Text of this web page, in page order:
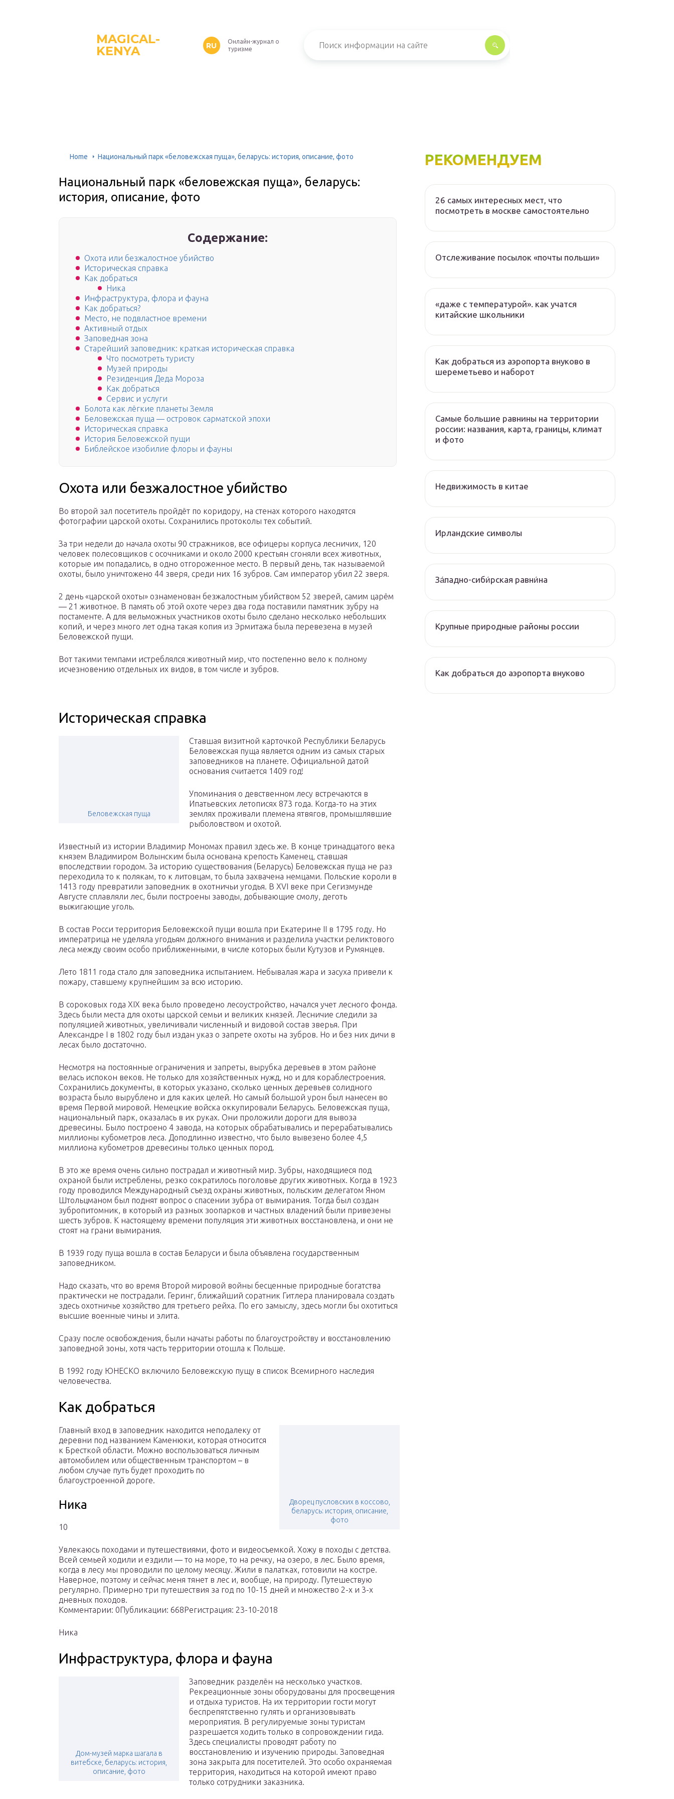
MAGICAL-
KENYA
RU
Онлайн-журнал о
туризме
Home Национальный парк «беловежская пуща», беларусь: история, описание, фото
Национальный парк «беловежская пуща», беларусь:
история, описание, фото
Содержание:
Охота или безжалостное убийство
Историческая справка
Как добраться
Ника
Инфраструктура, флора и фауна
Как добраться?
Место, не подвластное времени
Активный отдых
Заповедная зона
Старейший заповедник: краткая историческая справка
Что посмотреть туристу
Музей природы
Резиденция Деда Мороза
Как добраться
Сервис и услуги
Болота как лёгкие планеты Земля
Беловежская пуща — островок сарматской эпохи
Историческая справка
История Беловежской пущи
Библейское изобилие флоры и фауны
Охота или безжалостное убийство
Во второй зал посетитель пройдёт по коридору, на стенах которого находятся
фотографии царской охоты. Сохранились протоколы тех событий.
За три недели до начала охоты 90 стражников, все офицеры корпуса лесничих, 120
человек полесовщиков с осочниками и около 2000 крестьян сгоняли всех животных,
которые им попадались, в одно отгороженное место. В первый день, так называемой
охоты, было уничтожено 44 зверя, среди них 16 зубров. Сам император убил 22 зверя.
2 день «царской охоты» ознаменован безжалостным убийством 52 зверей, самим царём
— 21 животное. В память об этой охоте через два года поставили памятник зубру на
постаменте. А для вельможных участников охоты было сделано несколько небольших
копий, и через много лет одна такая копия из Эрмитажа была перевезена в музей
Беловежской пущи.
Вот такими темпами истреблялся животный мир, что постепенно вело к полному
исчезновению отдельных их видов, в том числе и зубров.
Историческая справка
Беловежская пуща
Ставшая визитной карточкой Республики Беларусь
Беловежская пуща является одним из самых старых
заповедников на планете. Официальной датой
основания считается 1409 год!
Упоминания о девственном лесу встречаются в
Ипатьевских летописях 873 года. Когда-то на этих
землях проживали племена ятвягов, промышлявшие
рыболовством и охотой.
Известный из истории Владимир Мономах правил здесь же. В конце тринадцатого века
князем Владимиром Волынским была основана крепость Каменец, ставшая
впоследствии городом. За историю существования (Беларусь) Беловежская пуща не раз
переходила то к полякам, то к литовцам, то была захвачена немцами. Польские короли в
1413 году превратили заповедник в охотничьи угодья. В XVI веке при Сегизмунде
Августе сплавляли лес, были построены заводы, добывающие смолу, деготь
выжигающие уголь.
В состав Росси территория Беловежской пущи вошла при Екатерине II в 1795 году. Но
императрица не уделяла угодьям должного внимания и разделила участки реликтового
леса между своим особо приближенными, в числе которых были Кутузов и Румянцев.
Лето 1811 года стало для заповедника испытанием. Небывалая жара и засуха привели к
пожару, ставшему крупнейшим за всю историю.
В сороковых года XIX века было проведено лесоустройство, начался учет лесного фонда.
Здесь были места для охоты царской семьи и великих князей. Лесничие следили за
популяцией животных, увеличивали численный и видовой состав зверья. При
Александре I в 1802 году был издан указ о запрете охоты на зубров. Но и без них дичи в
лесах было достаточно.
Несмотря на постоянные ограничения и запреты, вырубка деревьев в этом районе
велась испокон веков. Не только для хозяйственных нужд, но и для кораблестроения.
Сохранились документы, в которых указано, сколько ценных деревьев солидного
возраста было вырублено и для каких целей. Но самый большой урон был нанесен во
время Первой мировой. Немецкие войска оккупировали Беларусь. Беловежская пуща,
национальный парк, оказалась в их руках. Они проложили дороги для вывоза
древесины. Было построено 4 завода, на которых обрабатывались и перерабатывались
миллионы кубометров леса. Доподлинно известно, что было вывезено более 4,5
миллиона кубометров древесины только ценных пород.
В это же время очень сильно пострадал и животный мир. Зубры, находящиеся под
охраной были истреблены, резко сократилось поголовье других животных. Когда в 1923
году проводился Международный съезд охраны животных, польским делегатом Яном
Штольцманом был поднят вопрос о спасении зубра от вымирания. Тогда был создан
зубропитомник, в который из разных зоопарков и частных владений были привезены
шесть зубров. К настоящему времени популяция эти животных восстановлена, и они не
стоят на грани вымирания.
В 1939 году пуща вошла в состав Беларуси и была объявлена государственным
заповедником.
Надо сказать, что во время Второй мировой войны бесценные природные богатства
практически не пострадали. Геринг, ближайший соратник Гитлера планировала создать
здесь охотничье хозяйство для третьего рейха. По его замыслу, здесь могли бы охотиться
высшие военные чины и элита.
Сразу после освобождения, были начаты работы по благоустройству и восстановлению
заповедной зоны, хотя часть территории отошла к Польше.
В 1992 году ЮНЕСКО включило Беловежскую пущу в список Всемирного наследия
человечества.
Как добраться
Дворец пусловских в коссово,
беларусь: история, описание,
фото
Главный вход в заповедник находится неподалеку от
деревни под названием Каменюки, которая относится
к Бресткой области. Можно воспользоваться личным
автомобилем или общественным транспортом – в
любом случае путь будет проходить по
благоустроенной дороге.
Ника
10
Увлекаюсь походами и путешествиями, фото и видеосъемкой. Хожу в походы с детства.
Всей семьей ходили и ездили — то на море, то на речку, на озеро, в лес. Было время,
когда в лесу мы проводили по целому месяцу. Жили в палатках, готовили на костре.
Наверное, поэтому и сейчас меня тянет в лес и, вообще, на природу. Путешествую
регулярно. Примерно три путешествия за год по 10-15 дней и множество 2-х и 3-х
дневных походов.
Комментарии: 0Публикации: 668Регистрация: 23-10-2018
Ника
Инфраструктура, флора и фауна
Дом-музей марка шагала в
витебске, беларусь: история,
описание, фото
Заповедник разделён на несколько участков.
Рекреационные зоны оборудованы для просвещения
и отдыха туристов. На их территории гости могут
беспрепятственно гулять и организовывать
мероприятия. В регулируемые зоны туристам
разрешается ходить только в сопровождении гида.
Здесь специалисты проводят работу по
восстановлению и изучению природы. Заповедная
зона закрыта для посетителей. Это особо охраняемая
территория, находиться на которой имеют право
только сотрудники заказника.
РЕКОМЕНДУЕМ
26 самых интересных мест, что
посмотреть в москве самостоятельно
Отслеживание посылок «почты польши»
«даже с температурой». как учатся
китайские школьники
Как добраться из аэропорта внуково в
шереметьево и наборот
Самые большие равнины на территории
россии: названия, карта, границы, климат
и фото
Недвижимость в китае
Ирландские символы
За́падно-сиби́рская равни́на
Крупные природные районы россии
Как добраться до аэропорта внуково